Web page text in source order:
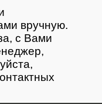
вручную.
с Вами